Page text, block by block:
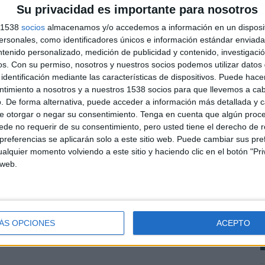
Su privacidad es importante para nosotros
socios almacenamos y/o accedemos a información en un
como identificadores únicos e información estándar
personalizado, medición de publicidad y contenido,
Con su permiso, nosotros y nuestros socios podemos utilizar datos
mediante las características de dispositivos. Puede
a nosotros y a nuestros 1538 socios para que llevemos a
De forma alternativa, puede acceder a información más detallada y
otorgar o negar su consentimiento. Tenga en cuenta que algún
no requerir de su consentimiento, pero usted tiene el derecho de
se aplicarán solo a este sitio web. Puede cambiar sus
momento volviendo a este sitio y haciendo clic en el botón
OPCIONES ACEPTO
DAM pone de manifiesto, hoy más que nunca, la
auditada y de consenso, sobre todo en un
la publicidad programática y los walled
para la inversión publicitaria.
digital de referencia, robusta y estable, la
una hoja de ruta para 2024 donde destaca el
media con otras fuentes de mercado,
dada la metodología utilizada que pone el foco en
digital
GfK DAM ha consolidado en España un nuevo
a su consumo multidispositivo en el centro.
en la necesidad de disponer de una mayor
geográfico (reportando el consumo por
como temporal (sumando la periodicidad